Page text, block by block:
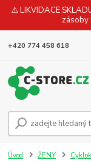
⚠️ LIKVIDACE
zásoby
+420 774 458 618
Úvod ŽENY